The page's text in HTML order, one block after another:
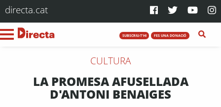
directa.cat
SUBSCRIU-T'HI FES UNA DONACIÓ
CULTURA
LA PROMESA AFUSELLADA
D'ANTONI BENAIGES